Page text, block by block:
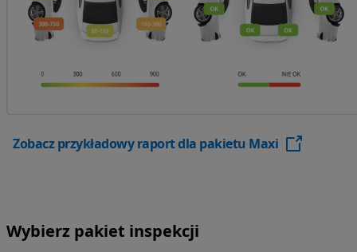
Zobacz przykładowy raport dla pakietu Maxi
opens in a new tab
Wybierz pakiet inspekcji